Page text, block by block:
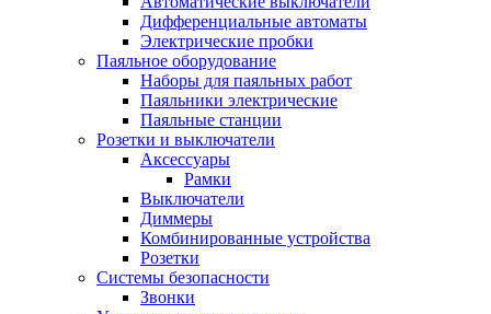
Дифференциальные автоматы
Электрические пробки
Паяльное оборудование
Наборы для паяльных работ
Паяльники электрические
Паяльные станции
Розетки и выключатели
Аксессуары
Рамки
Выключатели
Диммеры
Комбинированные устройства
Розетки
Системы безопасности
Звонки